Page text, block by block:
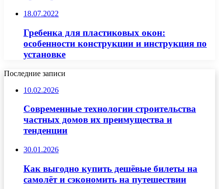
18.07.2022
Гребенка для пластиковых окон:
особенности конструкции и инструкция по
установке
Последние записи
10.02.2026
Современные технологии строительства
частных домов их преимущества и
тенденции
30.01.2026
Как выгодно купить дешёвые билеты на
самолёт и сэкономить на путешествии